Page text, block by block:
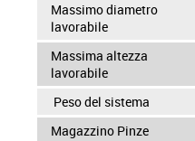
Massimo diametro
lavorabile
Massima altezza
lavorabile
Peso del sistema
Magazzino Pinze